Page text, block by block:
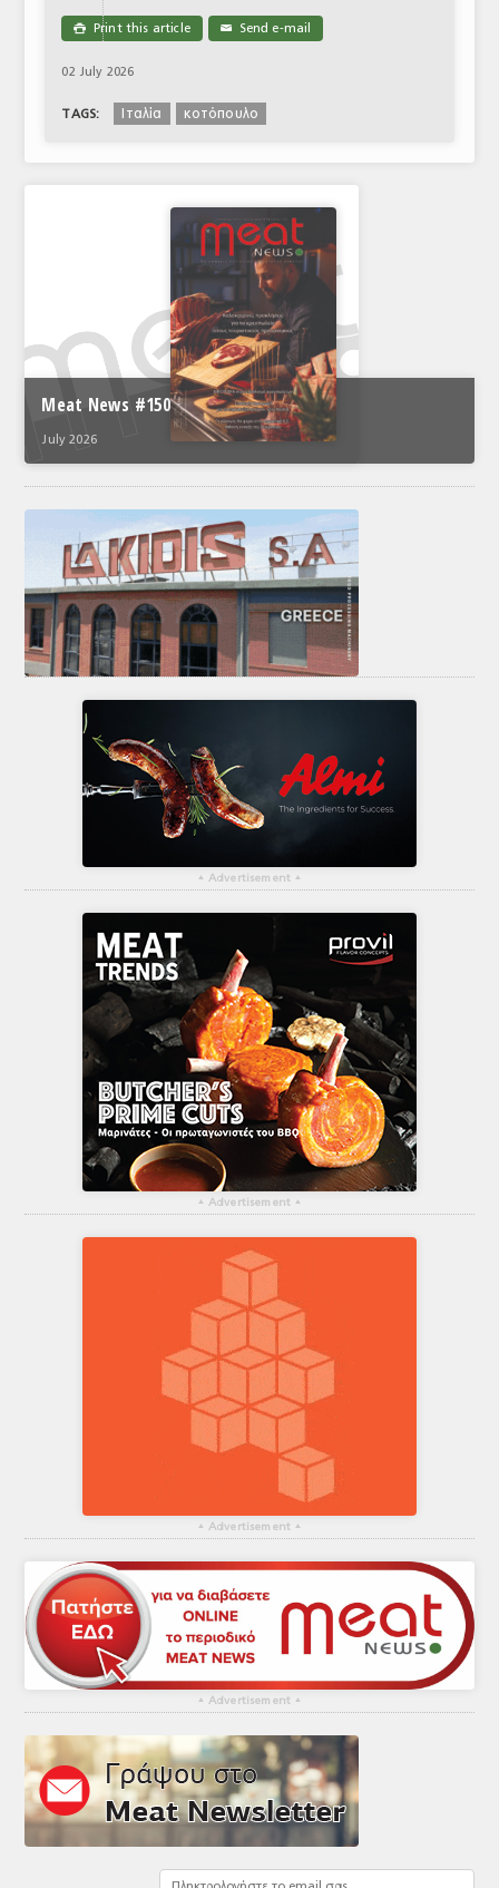
 Print this article ✉ Send e-mail
02 July 2026
TAGS: Iταλία κοτόπουλο
Meat News #150
July 2026
▴ Advertisement ▴
▴ Advertisement ▴
▴ Advertisement ▴
▴ Advertisement ▴